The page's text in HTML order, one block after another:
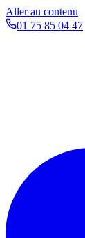
Aller au contenu
01 75 85 04 47